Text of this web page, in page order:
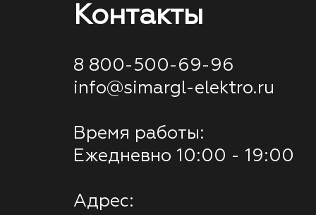
Контакты
8 800-500-69-96
info@simargl-elektro.ru
Время работы:
Ежедневно 10:00 - 19:00
Адрес: